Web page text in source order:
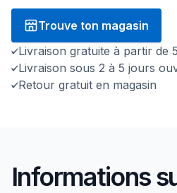
Trouve ton magasin
Livraison gratuite à partir de
Livraison sous 2 à 5 jours
Retour gratuit en magasin
Informations